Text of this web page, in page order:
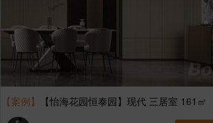
【案例】 【怡海花园恒泰园】现代 三居室 161㎡